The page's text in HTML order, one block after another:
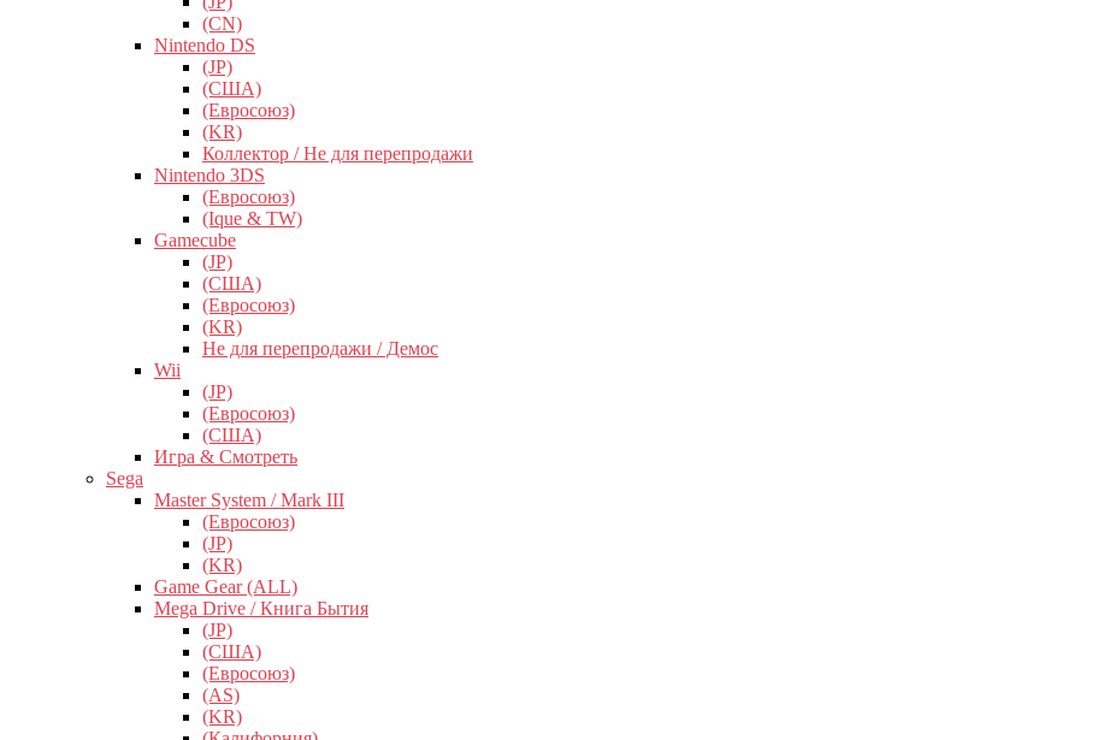
(CN)
Nintendo DS
(JP)
(США)
(Евросоюз)
(KR)
Коллектор / Не для перепродажи
Nintendo 3DS
(Евросоюз)
(Ique & TW)
Gamecube
(JP)
(США)
(Евросоюз)
(KR)
Не для перепродажи / Демос
Wii
(JP)
(Евросоюз)
(США)
Игра & Смотреть
Sega
Master System / Mark III
(Евросоюз)
(JP)
(KR)
Game Gear (ALL)
Mega Drive / Книга Бытия
(JP)
(США)
(Евросоюз)
(AS)
(KR)